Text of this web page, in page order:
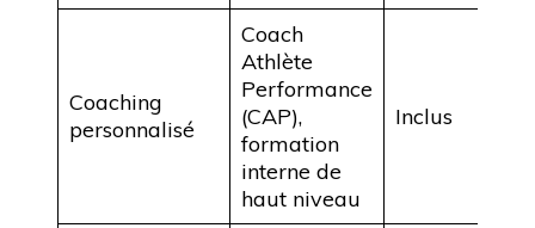
Coaching
personnalisé
Coach
Athlète
Performance
(CAP),
formation
interne de
haut niveau
Inclus